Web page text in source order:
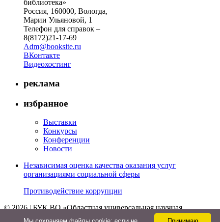
библиотека»
Россия, 160000, Вологда,
Марии Ульяновой, 1
Телефон для справок –
8(8172)21-17-69
Adm@booksite.ru
ВКонтакте
Видеохостинг
реклама
избранное
Выставки
Конкурсы
Конференции
Новости
Независимая оценка качества оказания услуг
организациями социальной сферы
Противодействие коррупции
© 2026 | БУК ВО «Областная универсальная научная
библиотека»